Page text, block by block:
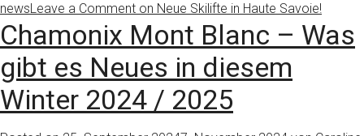
newsLeave a Comment on Neue Skilifte in Haute Savoie!
Chamonix Mont Blanc – Was
gibt es Neues in diesem
Winter 2024 / 2025